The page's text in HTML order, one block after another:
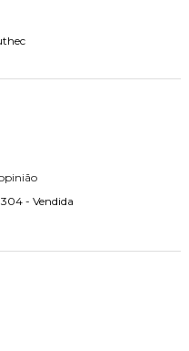
- Vendida